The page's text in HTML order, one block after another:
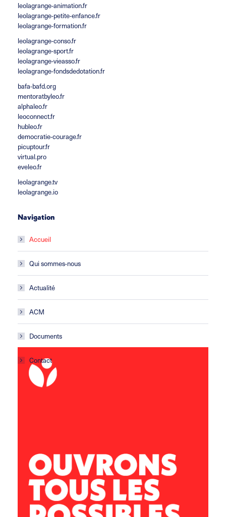
leolagrange-animation.fr
leolagrange-petite-enfance.fr
leolagrange-formation.fr
leolagrange-conso.fr
leolagrange-sport.fr
leolagrange-vieasso.fr
leolagrange-fondsdedotation.fr
bafa-bafd.org
mentoratbyleo.fr
alphaleo.fr
leoconnect.fr
hubleo.fr
democratie-courage.fr
picuptour.fr
virtual.pro
eveleo.fr
leolagrange.tv
leolagrange.io
Navigation
Accueil
Qui sommes-nous
Actualité
ACM
Documents
Contact
04 68 41 43 04 / 06 73 84 52 18